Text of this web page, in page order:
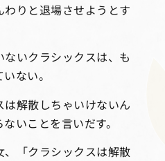
りと退場させようとす
いクラシックスは、も
ない。
解散しちゃいけないん
いことを言いだす。
「クラシックスは解散